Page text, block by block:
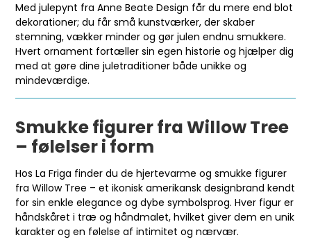
Med julepynt fra Anne Beate Design får du mere end blot
dekorationer; du får små kunstværker, der skaber
stemning, vækker minder og gør julen endnu smukkere.
Hvert ornament fortæller sin egen historie og hjælper dig
med at gøre dine juletraditioner både unikke og
mindeværdige.
Smukke figurer fra Willow Tree
– følelser i form
Hos La Friga finder du de hjertevarme og smukke figurer
fra Willow Tree – et ikonisk amerikansk designbrand kendt
for sin enkle elegance og dybe symbolsprog. Hver figur er
håndskåret i træ og håndmalet, hvilket giver dem en unik
karakter og en følelse af intimitet og nærvær.